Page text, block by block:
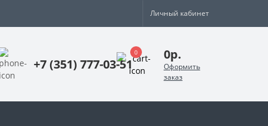
Личный кабинет
+7 (351) 777-03-51
0 0р.
Оформить
заказ